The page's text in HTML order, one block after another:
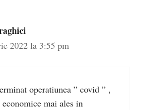
2022 la 3:55 pm
operatiunea ” covid ” ,
mai ales in